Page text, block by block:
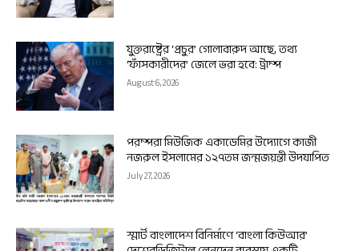
যুক্তরাষ্ট্রের ‘প্রচুর’ গোলাবারুদ আছে, তথ্য
‘ফাঁসকারীদের’ জেলে ভরা হবে: ট্রাম্প
August 6, 2026
পরম্পরা মিউজিক একাডেমির উদ্যোগে কাজী
নজরুল ইসলামের ১২৭তম জন্মজয়ন্তী উদযাপিত
July 27, 2026
স্মার্ট বাংলাদেশ বিনির্মাণে ‘বাংলা কিউআর’